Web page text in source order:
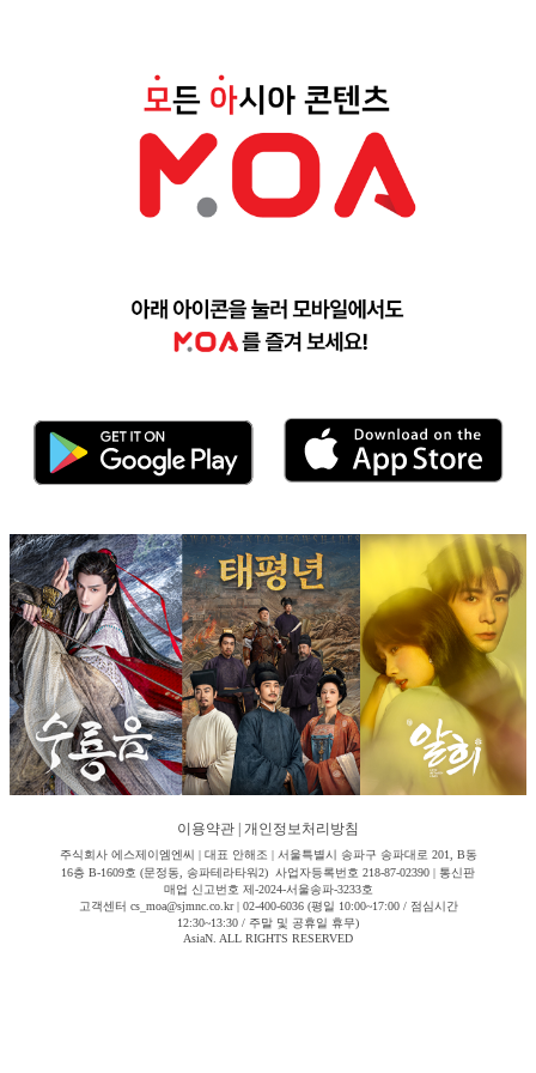
이용약관 개인정보처리방침
주식회사 에스제이엠엔씨 | 대표 안해조 | 서울특별시 송파구 송파대로 201, B동
16층 B-1609호 (문정동, 송파테라타워2) 사업자등록번호 218-87-02390 | 통신판
매업 신고번호 제-2024-서울송파-3233호
고객센터 cs_moa@sjmnc.co.kr | 02-400-6036 (평일 10:00~17:00 / 점심시간
12:30~13:30 / 주말 및 공휴일 휴무)
AsiaN. ALL RIGHTS RESERVED